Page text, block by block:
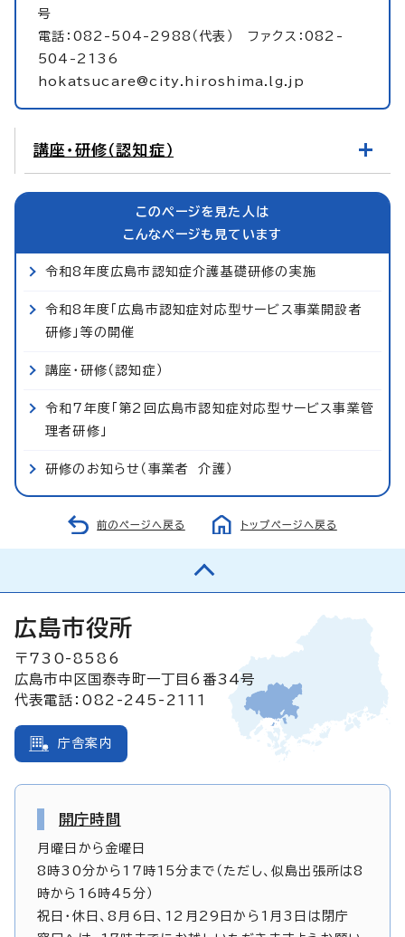
号
電話：082-504-2988（代表） ファクス：082-
504-2136
hokatsucare@city.hiroshima.lg.jp
講座・研修（認知症）
このページを見た人は
こんなページも見ています
令和8年度広島市認知症介護基礎研修の実施
令和8年度「広島市認知症対応型サービス事業開設者
研修」等の開催
講座・研修（認知症）
令和7年度「第2回広島市認知症対応型サービス事業管
理者研修」
研修のお知らせ（事業者 介護）
前のページへ戻る トップページへ戻る
広島市役所
〒730-8586
広島市中区国泰寺町一丁目6番34号
代表電話：082-245-2111
庁舎案内
開庁時間
月曜日から金曜日
8時30分から17時15分まで（ただし、似島出張所は8
時から16時45分）
祝日・休日、8月6日、12月29日から1月3日は閉庁